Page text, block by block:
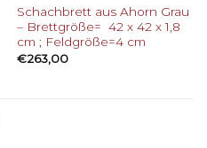
Schachbrett aus Ahorn Grau
– Brettgröße= 42 x 42 x 1,8
cm ; Feldgröße=4 cm
€263,00